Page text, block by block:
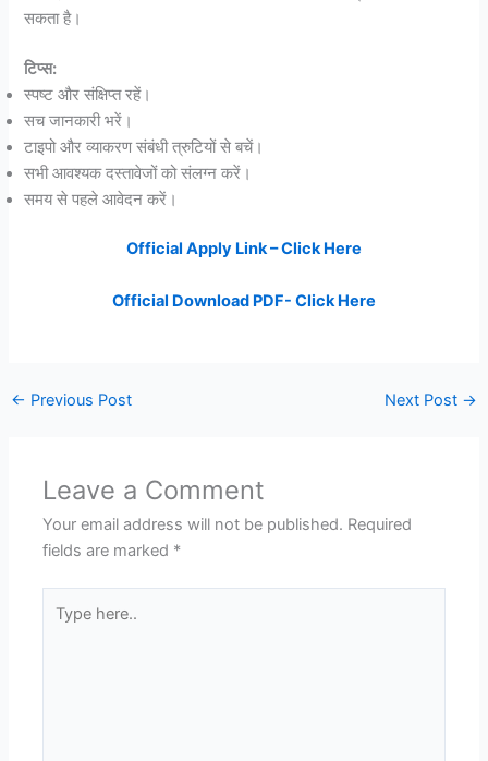
सकता है।
टिप्स:
स्पष्ट और संक्षिप्त रहें।
सच जानकारी भरें।
टाइपो और व्याकरण संबंधी त्रुटियों से बचें।
सभी आवश्यक दस्तावेजों को संलग्न करें।
समय से पहले आवेदन करें।
Official Apply Link – Click Here
Official Download PDF- Click Here
← Previous Post Next Post →
Leave a Comment
Your email address will not be published. Required
fields are marked *
here..